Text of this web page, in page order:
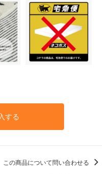
する
この商品について問い合わせる